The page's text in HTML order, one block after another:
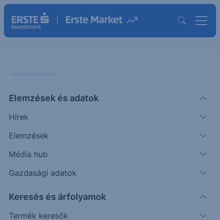
Elemzések és adatok
Hírek
Elemzések
Média hub
Gazdasági adatok
Keresés és árfolyamok
Termék keresők
Alphabet
A Broadcom hétfőn bejelentette, hogy hosszú
távú megállapodást kötött a Google